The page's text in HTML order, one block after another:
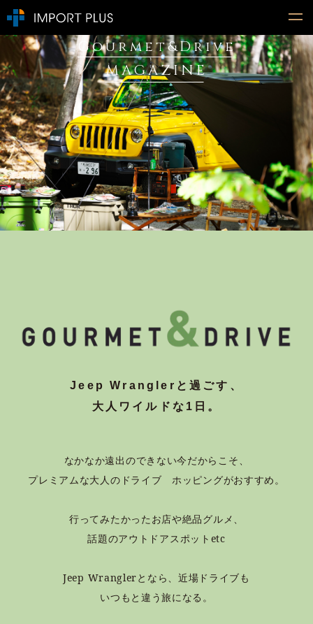
Gourmet&Drive
MAGAZINE
Jeep Wranglerと過ごす、
大人ワイルドな1日。
なかなか遠出のできない今だからこそ、
プレミアムな大人のドライブ ホッピングがおすすめ。
行ってみたかったお店や絶品グルメ、
話題のアウトドアスポットetc
Jeep Wranglerとなら、近場ドライブも
いつもと違う旅になる。